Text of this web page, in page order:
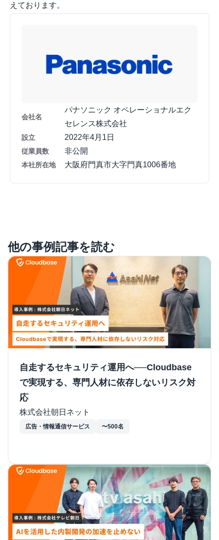
えております。
会社名
パナソニック オペレーショナルエク
セレンス株式会社
設立 2022年4月1日
従業員数 非公開
本社所在地 大阪府門真市大字門真1006番地
他の事例記事を読む
自走するセキュリティ運用へ──Cloudbase
で実現する、専門人材に依存しないリスク対
応
株式会社朝日ネット
広告・情報通信サービス 〜500名